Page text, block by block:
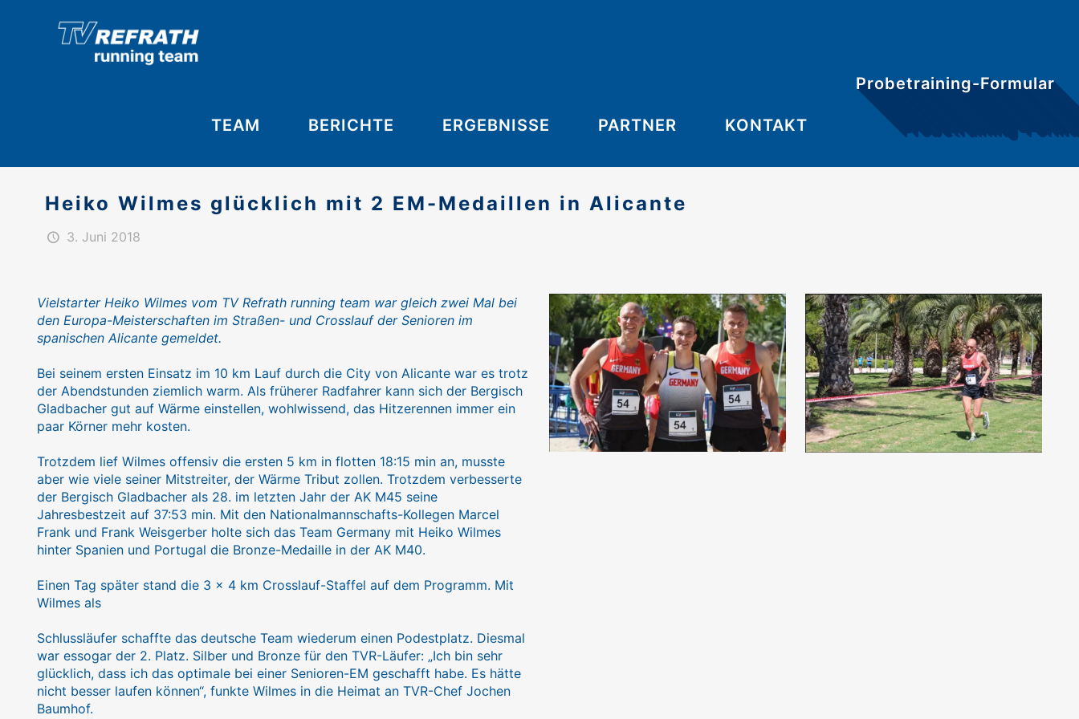
TEAM BERICHTE ERGEBNISSE PARTNER KONTAKT
Probetraining-Formular
Heiko Wilmes glücklich mit 2 EM-Medaillen in Alicante
3. Juni 2018
Vielstarter Heiko Wilmes vom TV Refrath running team war gleich zwei Mal bei
den Europa-Meisterschaften im Straßen- und Crosslauf der Senioren im
spanischen Alicante gemeldet.
Bei seinem ersten Einsatz im 10 km Lauf durch die City von Alicante war es trotz
der Abendstunden ziemlich warm. Als früherer Radfahrer kann sich der Bergisch
Gladbacher gut auf Wärme einstellen, wohlwissend, das Hitzerennen immer ein
paar Körner mehr kosten.
Trotzdem lief Wilmes offensiv die ersten 5 km in flotten 18:15 min an, musste
aber wie viele seiner Mitstreiter, der Wärme Tribut zollen. Trotzdem verbesserte
der Bergisch Gladbacher als 28. im letzten Jahr der AK M45 seine
Jahresbestzeit auf 37:53 min. Mit den Nationalmannschafts-Kollegen Marcel
Frank und Frank Weisgerber holte sich das Team Germany mit Heiko Wilmes
hinter Spanien und Portugal die Bronze-Medaille in der AK M40.
Einen Tag später stand die 3 x 4 km Crosslauf-Staffel auf dem Programm. Mit
Wilmes als
Schlussläufer schaffte das deutsche Team wiederum einen Podestplatz. Diesmal
war essogar der 2. Platz. Silber und Bronze für den TVR-Läufer: „Ich bin sehr
glücklich, dass ich das optimale bei einer Senioren-EM geschafft habe. Es hätte
nicht besser laufen können“, funkte Wilmes in die Heimat an TVR-Chef Jochen
Baumhof.